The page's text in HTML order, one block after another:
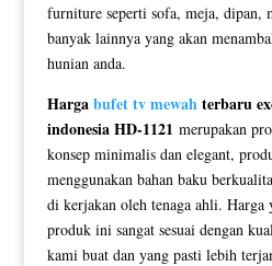
furniture seperti sofa, meja, dipan,
banyak lainnya yang akan
hunian anda.
Hargabufet tv mewahterbaru
indonesia HD-1121 merupakan
konsep minimalis dan elegant,
menggunakan bahan baku
di kerjakan oleh tenaga ahli. Harga
produk ini sangat sesuai dengan
kami buat dan yang pasti lebih